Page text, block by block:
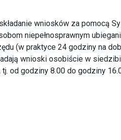
wniosków za pomocą
niepełnosprawnym
(w praktyce 24 godziny na
wnioski osobiście w
od godziny 8.00 do godziny